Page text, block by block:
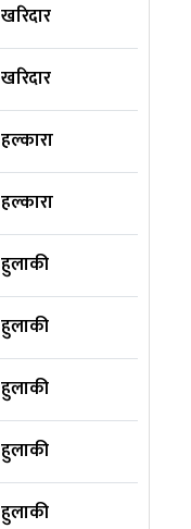
खरिदार
खरिदार
हल्कारा
हल्कारा
हुलाकी
हुलाकी
हुलाकी
हुलाकी
हुलाकी